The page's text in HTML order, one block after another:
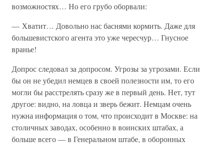
возможностях… Но его грубо оборвали:
— Хватит… Довольно нас баснями кормить. Даже для
большевистского агента это уже чересчур… Гнусное
вранье!
Допрос следовал за допросом. Угрозы за угрозами. Если
бы он не убедил немцев в своей полезности им, то его
могли бы расстрелять сразу же в первый день. Нет, тут
другое: видно, на ловца и зверь бежит. Немцам очень
нужна информация о том, что происходит в Москве: на
столичных заводах, особенно в воинских штабах, а
больше всего — в Генеральном штабе, в оборонных